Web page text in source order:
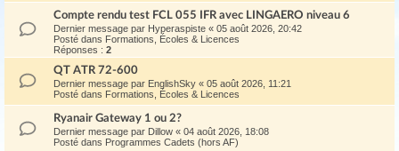
Compte rendu test FCL 055 IFR avec LINGAERO niveau 6
Dernier message par Hyperaspiste « 05 août 2026, 20:42
Posté dans Formations, Écoles & Licences
Réponses : 2
QT ATR 72-600
Dernier message par EnglishSky « 05 août 2026, 11:21
Posté dans Formations, Écoles & Licences
Ryanair Gateway 1 ou 2?
Dernier message par Dillow « 04 août 2026, 18:08
Posté dans Programmes Cadets (hors AF)